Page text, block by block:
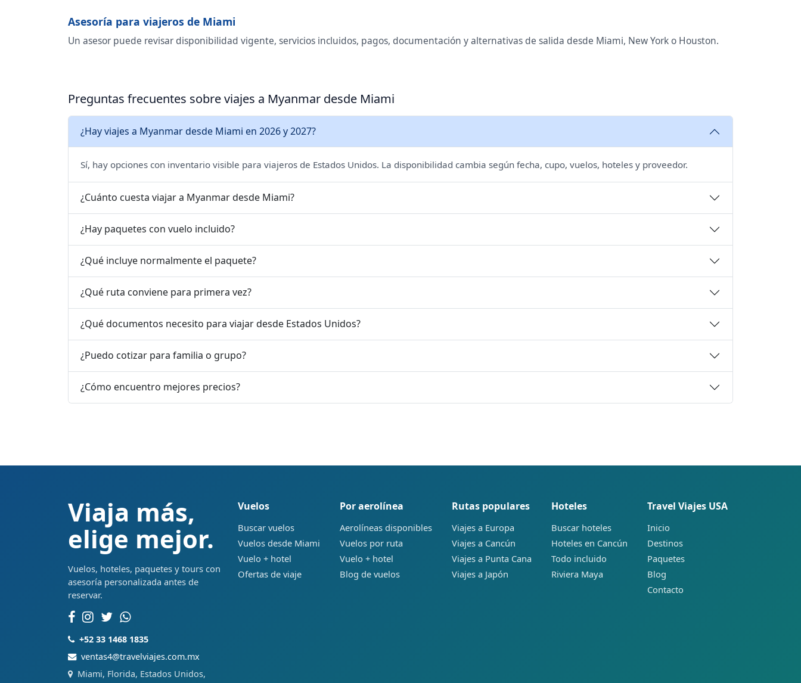
Asesoría para viajeros de Miami
Un asesor puede revisar disponibilidad vigente, servicios incluidos, pagos, documentación y alternativas de salida desde Miami, New York o Houston.
Preguntas frecuentes sobre viajes a Myanmar desde Miami
¿Hay viajes a Myanmar desde Miami en 2026 y 2027?
Sí, hay opciones con inventario visible para viajeros de Estados Unidos. La disponibilidad cambia según fecha, cupo, vuelos, hoteles y proveedor.
¿Cuánto cuesta viajar a Myanmar desde Miami?
¿Hay paquetes con vuelo incluido?
¿Qué incluye normalmente el paquete?
¿Qué ruta conviene para primera vez?
¿Qué documentos necesito para viajar desde Estados Unidos?
¿Puedo cotizar para familia o grupo?
¿Cómo encuentro mejores precios?
Viaja más,
elige mejor.
Vuelos, hoteles, paquetes y tours con
asesoría personalizada antes de
reservar.
+52 33 1468 1835
ventas4@travelviajes.com.mx
Miami, Florida, Estados Unidos,
Vuelos
Buscar vuelos
Vuelos desde Miami
Vuelo + hotel
Ofertas de viaje
Por aerolínea
Aerolíneas disponibles
Vuelos por ruta
Vuelo + hotel
Blog de vuelos
Rutas populares
Viajes a Europa
Viajes a Cancún
Viajes a Punta Cana
Viajes a Japón
Hoteles
Buscar hoteles
Hoteles en Cancún
Todo incluido
Riviera Maya
Travel Viajes USA
Inicio
Destinos
Paquetes
Blog
Contacto